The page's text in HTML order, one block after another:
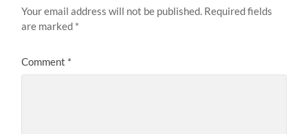
Your email address will not be published. Required fields
are marked *
Comment *